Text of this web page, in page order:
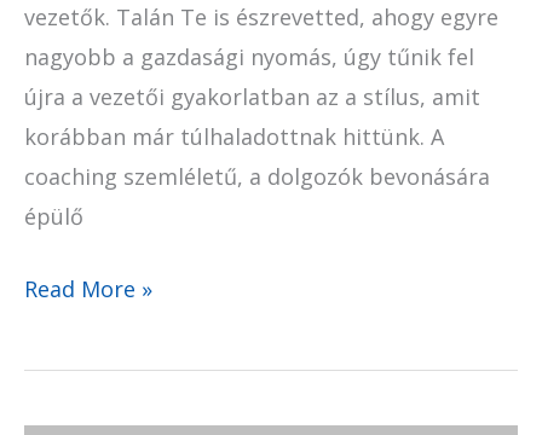
vezetők. Talán Te is észrevetted, ahogy egyre
nagyobb a gazdasági nyomás, úgy tűnik fel
újra a vezetői gyakorlatban az a stílus, amit
korábban már túlhaladottnak hittünk. A
coaching szemléletű, a dolgozók bevonására
épülő
Read More »